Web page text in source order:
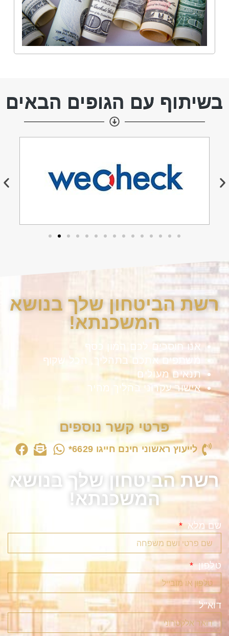
בשיתוף עם הגופים הבאים
רשת הביטחון שלך בנושא
המשכנתא!
אנו חוסכים לכם המון כסף
משתפים אתכם בתהליך, הכל שקוף
תנאים מעולים
אישור עקרוני בהליך מהיר
פרטי קשר נוספים
לייעוץ ראשוני חינם חייגו 6629*
רשת הביטחון שלך בנושא
המשכנתא!
שם מלא
טלפון
דוא"ל